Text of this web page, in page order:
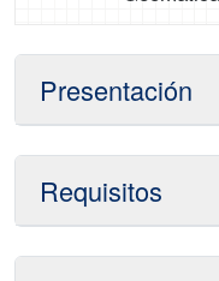
Presentación
Requisitos